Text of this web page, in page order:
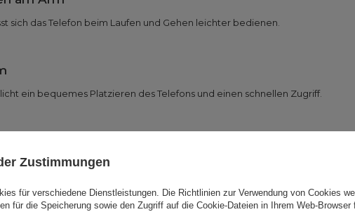
sich das Telefon beim Laufen und Gehen leichter bedienen.
ein bequemes Platzieren des Telefons und einen schnellen Zugriff.
Bewegung
Situationen, in denen der Schutz des Telefons und der Tragekomfort
Zustimmungen
für verschiedene Dienstleistungen. Die Richtlinien zur Verwendung von Cookies
für die Speicherung sowie den Zugriff auf die Cookie-Dateien in Ihrem Web-Browser